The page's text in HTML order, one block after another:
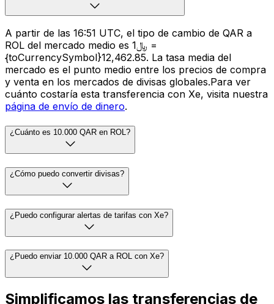
A partir de las 16:51 UTC, el tipo de cambio de QAR a
ROL del mercado medio es ﷼1 =
{toCurrencySymbol}12,462.85. La tasa media del
mercado es el punto medio entre los precios de compra
y venta en los mercados de divisas globales.Para ver
cuánto costaría esta transferencia con Xe, visita nuestra
página de envío de dinero.
¿Cuánto es 10.000 QAR en ROL?
¿Cómo puedo convertir divisas?
¿Puedo configurar alertas de tarifas con Xe?
¿Puedo enviar 10.000 QAR a ROL con Xe?
Simplificamos las transferencias de